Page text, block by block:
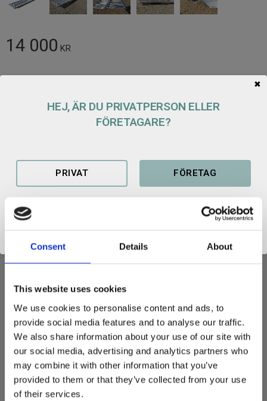
Consent Details About
This website uses cookies
We use cookies to personalise content and ads, to
provide social media features and to analyse our traffic.
We also share information about your use of our site with
our social media, advertising and analytics partners who
may combine it with other information that you’ve
provided to them or that they’ve collected from your use
of their services.
14 000 KR
Antal
Produktblad lastramp SRF
LASTRAMP
Kraftig uppkörningsramp för lastning av maskiner med
gummiband eller hjul.
Längd: 4500 mm
Bredd utvändigt: 450 mm
Höjd: 142 mm
Kapacitet: 3000 kg / par
HEJ, ÄR DU PRIVATPERSON ELLER
FÖRETAGARE?
PRIVAT FÖRETAG
✖